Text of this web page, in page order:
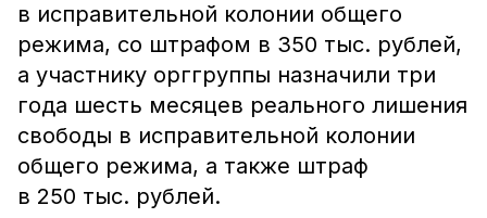
в исправительной колонии общего
режима, со штрафом в 350 тыс. рублей,
а участнику орггруппы назначили три
года шесть месяцев реального лишения
свободы в исправительной колонии
общего режима, а также штраф
в 250 тыс. рублей.